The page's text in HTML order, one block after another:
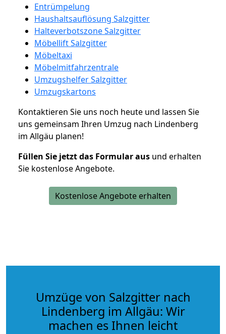
Entrümpelung
Haushaltsauflösung Salzgitter
Halteverbotszone Salzgitter
Möbellift Salzgitter
Möbeltaxi
Möbelmitfahrzentrale
Umzugshelfer Salzgitter
Umzugskartons
Kontaktieren Sie uns noch heute und lassen Sie
uns gemeinsam Ihren Umzug nach Lindenberg
im Allgäu planen!
Füllen Sie jetzt das Formular aus und erhalten
Sie kostenlose Angebote.
Kostenlose Angebote erhalten
Umzüge von Salzgitter nach
Lindenberg im Allgäu: Wir
machen es Ihnen leicht